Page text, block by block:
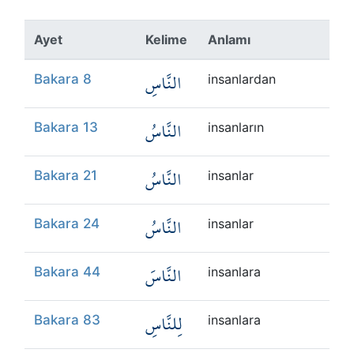
Kökler
Ayet Kelime Anlamı
Bakara 8 النَّاسِ insanlardan
Bakara 13 النَّاسُ insanların
Bakara 21 النَّاسُ insanlar
Bakara 24 النَّاسُ insanlar
Bakara 44 النَّاسَ insanlara
Bakara 83 لِلنَّاسِ insanlara